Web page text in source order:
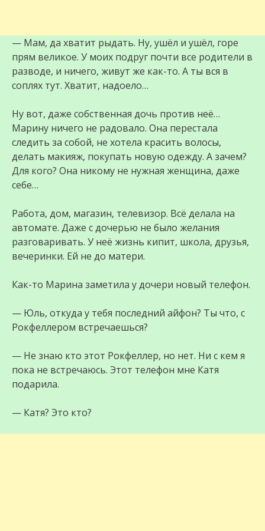
— Мам, да хватит рыдать. Ну, ушёл и ушёл, горе
прям великое. У моих подруг почти все родители в
разводе, и ничего, живут же как-то. А ты вся в
соплях тут. Хватит, надоело…
Ну вот, даже собственная дочь против неё…
Марину ничего не радовало. Она перестала
следить за собой, не хотела красить волосы,
делать макияж, покупать новую одежду. А зачем?
Для кого? Она никому не нужная женщина, даже
себе…
Работа, дом, магазин, телевизор. Всё делала на
автомате. Даже с дочерью не было желания
разговаривать. У неё жизнь кипит, школа, друзья,
вечеринки. Ей не до матери.
Как-то Марина заметила у дочери новый телефон.
— Юль, откуда у тебя последний айфон? Ты что, с
Рокфеллером встречаешься?
— Не знаю кто этот Рокфеллер, но нет. Ни с кем я
пока не встречаюсь. Этот телефон мне Катя
подарила.
— Катя? Это кто?